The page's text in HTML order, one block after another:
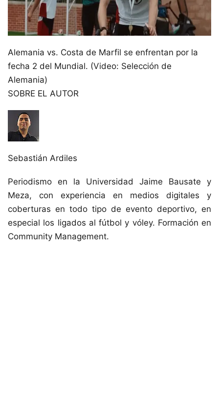
Alemania vs. Costa de Marfil se enfrentan por la
fecha 2 del Mundial. (Video: Selección de
Alemania)
SOBRE EL AUTOR
Sebastián Ardiles
Periodismo en la Universidad Jaime Bausate y
Meza, con experiencia en medios digitales y
coberturas en todo tipo de evento deportivo, en
especial los ligados al fútbol y vóley. Formación en
Community Management.